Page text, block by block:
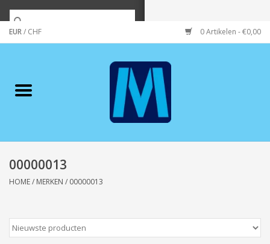
EUR/ CHF 0 Artikelen - €0,00
Merken
Wonen/koken/huishouden
Wenskaarten
00000013
HOME/ MERKEN / 00000013